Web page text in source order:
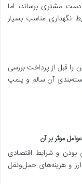
مشتری برساند، اما
نگهداری مناسب بسیار
را قبل از پرداخت بررسی
آن سالم و پلمپ
بودن و شرایط اقتصادی
و هزینه‌های حمل‌ونقل